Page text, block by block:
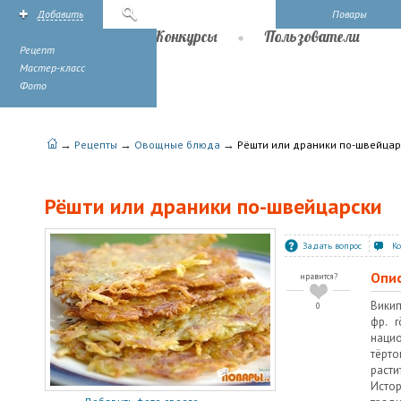
Повары
Добавить
Рецепт
Мастер-класс
Фото
Конкурсы Пользователи
→ Рецепты → Овощные блюда → Рёшти или драники по-
Рёшти или драники по-швейцарски
Задать вопрос
нравится?
0
фр.